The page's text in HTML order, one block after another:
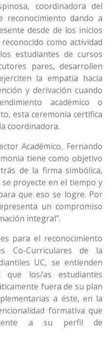
coordinadora del
dando a
desde de los inicios
como actividad
estudiantes de cursos
pares, desarrollen
la empatía hacia
y derivación cuando
académico o
esta ceremonia certifica
coordinadora.
Académico, Fernando
tiene como objetivo
de la firma simbólica,
proyecte en el tiempo y
que eso se logre. Por
un compromiso
integral”.
para el reconocimiento
Co-Curriculares de la
UC, se entienden
que los/as estudiantes
fuera de su plan
a éste, en la
formativa que
a su perfil de